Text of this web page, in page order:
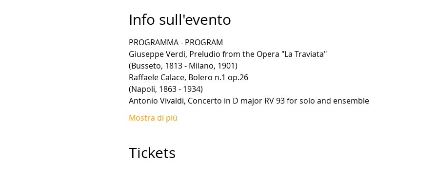
Info sull'evento
PROGRAMMA - PROGRAM
Giuseppe Verdi, Preludio from the Opera "La Traviata"
(Busseto, 1813 - Milano, 1901)
Raffaele Calace, Bolero n.1 op.26
(Napoli, 1863 - 1934)
Antonio Vivaldi, Concerto in D major RV 93 for solo and ensemble
Mostra di più
Tickets